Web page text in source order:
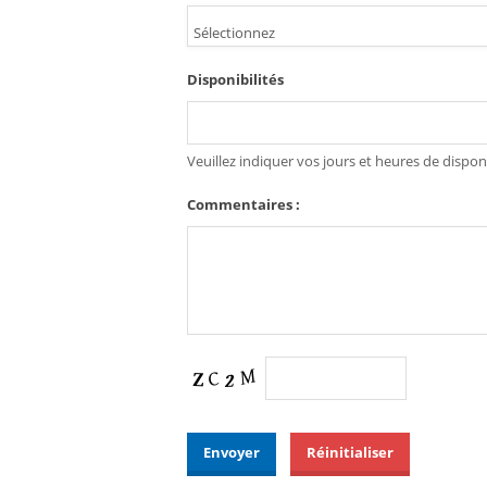
Sélectionnez
Disponibilités
Veuillez indiquer vos jours et heures de
Commentaires :